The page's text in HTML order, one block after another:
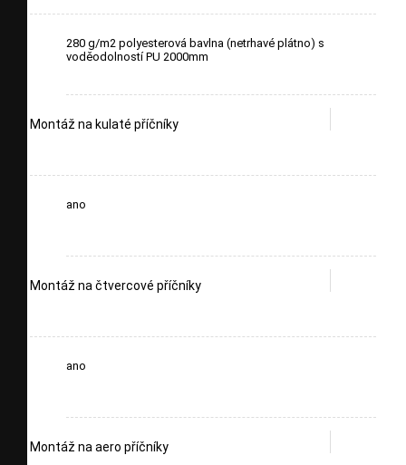
280 g/m2 polyesterová bavlna (netrhavé plátno) s
voděodolností PU 2000mm
Montáž na kulaté příčníky
ano
Montáž na čtvercové příčníky
ano
Montáž na aero příčníky